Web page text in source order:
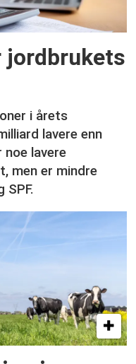
jordbrukets
i årets
lavere enn
lavere
men er mindre